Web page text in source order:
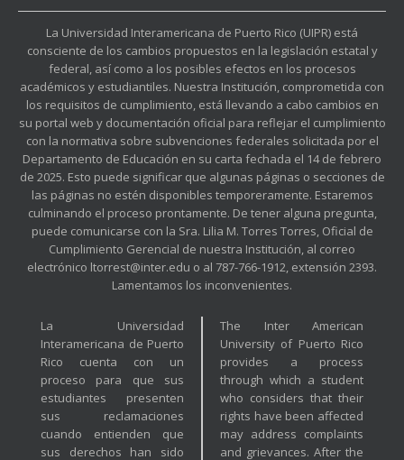
La Universidad Interamericana de Puerto Rico (UIPR) está
consciente de los cambios propuestos en la legislación estatal y
federal, así como a los posibles efectos en los procesos
académicos y estudiantiles. Nuestra Institución, comprometida con
los requisitos de cumplimiento, está llevando a cabo cambios en
su portal web y documentación oficial para reflejar el cumplimiento
con la normativa sobre subvenciones federales solicitada por el
Departamento de Educación en su carta fechada el 14 de febrero
de 2025. Esto puede significar que algunas páginas o secciones de
las páginas no estén disponibles temporeramente. Estaremos
culminando el proceso prontamente. De tener alguna pregunta,
puede comunicarse con la Sra. Lilia M. Torres Torres, Oficial de
Cumplimiento Gerencial de nuestra Institución, al correo
electrónico ltorrest@inter.edu o al 787-766-1912, extensión 2393.
Lamentamos los inconvenientes.
La Universidad
Interamericana de Puerto
Rico cuenta con un
proceso para que sus
estudiantes presenten
sus reclamaciones
cuando entienden que
sus derechos han sido
The Inter American
University of Puerto Rico
provides a process
through which a student
who considers that their
rights have been affected
may address complaints
and grievances. After the